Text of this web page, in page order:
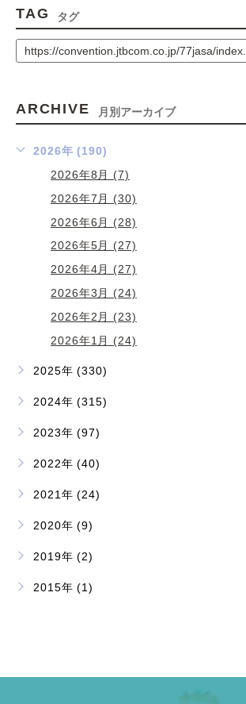
TAG タグ
https://convention.jtbcom.co.jp/77jasa/
ARCHIVE 月別アーカイブ
2026年 (190)
2026年8月 (7)
2026年7月 (30)
2026年6月 (28)
2026年5月 (27)
2026年4月 (27)
2026年3月 (24)
2026年2月 (23)
2026年1月 (24)
2025年 (330)
2024年 (315)
2023年 (97)
2022年 (40)
2021年 (24)
2020年 (9)
2019年 (2)
2015年 (1)